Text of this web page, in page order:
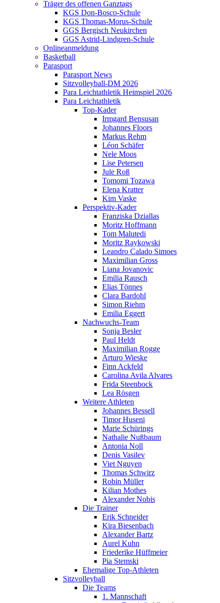
Träger des offenen Ganztags
KGS Don-Bosco-Schule
KGS Thomas-Morus-Schule
GGS Bergisch Neukirchen
GGS Astrid-Lindgren-Schule
Onlineanmeldung
Basketball
Parasport
Parasport News
Sitzvolleyball-DM 2026
Para Leichtathletik Heimspiel 2026
Para Leichtathletik
Top-Kader
Irmgard Bensusan
Johannes Floors
Markus Rehm
Léon Schäfer
Nele Moos
Lise Petersen
Jule Roß
Tomomi Tozawa
Elena Kratter
Kim Vaske
Perspektiv-Kader
Franziska Dziallas
Moritz Hoffmann
Tom Malutedi
Moritz Raykowski
Leandro Calado Simoes
Maximilian Gross
Liana Jovanovic
Emilia Rausch
Elias Tönnes
Clara Bardohl
Simon Riehm
Emilia Eggert
Nachwuchs-Team
Sonja Besler
Paul Heldt
Maximilian Rogge
Arturo Wieske
Finn Ackfeld
Carolina Avila Alvares
Frida Steenbock
Lea Rösgen
Weitere Athleten
Johannes Bessell
Timor Huseni
Marie Schürings
Nathalie Nußbaum
Antonia Noll
Denis Vasilev
Viet Nguyen
Thomas Schwirz
Robin Müller
Kilian Mothes
Alexander Nobis
Die Trainer
Erik Schneider
Kira Biesenbach
Alexander Bartz
Aurel Kuhn
Friederike Hüffmeier
Pia Stemski
Ehemalige Top-Athleten
Sitzvolleyball
Die Teams
1. Mannschaft